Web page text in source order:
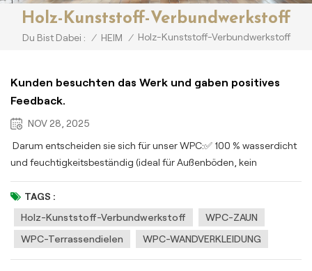
Holz-Kunststoff-Verbundwerkstoff
Du Bist Dabei : / HEIM / Holz-Kunststoff-Verbundwerkstoff
Kunden besuchten das Werk und gaben positives
Feedback.
NOV 28, 2025
Darum entscheiden sie sich für unser WPC:✅ 100 % wasserdicht
und feuchtigkeitsbeständig (ideal für Außenböden, kein
Verziehen/Verrotten)✅ Geringer Wartungsaufwand (kein
Streichen/Versiegeln erforderlich, spart Zeit und Kosten)✅
Umweltfreundlich & ungiftig (recycelte Materialien,
formaldehydfrei)✅ Langlebig und strapazierfähig (verschleißfest,
geeignet für gewerbliche und private Nutzung)
TAGS :
Holz-Kunststoff-Verbundwerkstoff
WPC-ZAUN
WPC-Terrassendielen
WPC-WANDVERKLEIDUNG